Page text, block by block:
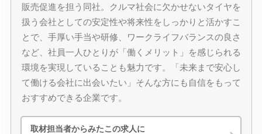
販売促進を担う同社。クルマ社会に欠かせないタイヤを
扱う会社としての安定性や将来性をしっかりと活かすこ
とで、手厚い手当や研修、ワークライフバランスの良さ
など、社員一人ひとりが「働くメリット」を感じられる
環境を実現していることも魅力です。「未来まで安心し
て働ける会社に出会いたい」そんな方にも自信をもって
おすすめできる企業です。
取材担当者からみたこの求人に